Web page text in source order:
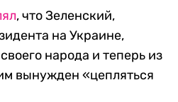
, что Зеленский,
на Украине,
народа и теперь из
вынужден «цепляться